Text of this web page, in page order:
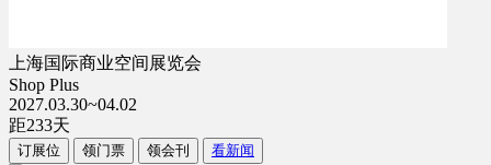
上海国际商业空间展览会
Shop Plus
2027.03.30~04.02
距233天
订展位 领门票 领会刊 看新闻